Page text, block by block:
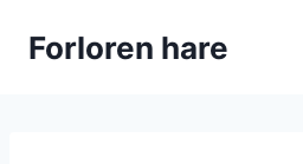
Forloren hare